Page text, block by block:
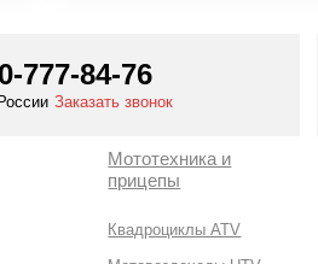
777-84-76
Заказать звонок
Мототехника и
прицепы
Квадроциклы ATV